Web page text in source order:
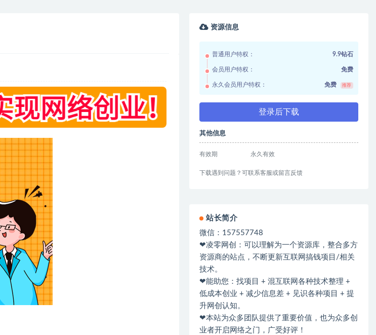
资源信息
普通用户特权： 9.9钻石
会员用户特权： 免费
永久会员用户特权： 免费 推荐
登录后下载
其他信息
有效期 永久有效
下载遇到问题？可联系客服或留言反馈
站长简介
微信：157557748
❤凌零网创：可以理解为一个资源库，整合多方
资源商的站点，不断更新互联网搞钱项目/相关
技术。
❤能助您：找项目 + 混互联网各种技术整理 +
低成本创业 + 减少信息差 + 见识各种项目 + 提
升网创认知。
❤本站为众多团队提供了重要价值，也为众多创
业者开启网络之门，广受好评！